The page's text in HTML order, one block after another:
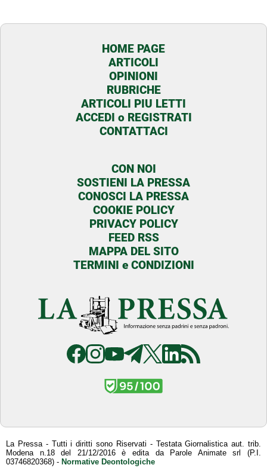
HOME PAGE
ARTICOLI
OPINIONI
RUBRICHE
ARTICOLI PIU LETTI
ACCEDI o REGISTRATI
CONTATTACI
CON NOI
SOSTIENI LA PRESSA
CONOSCI LA PRESSA
COOKIE POLICY
PRIVACY POLICY
FEED RSS
MAPPA DEL SITO
TERMINI e CONDIZIONI
La Pressa - Tutti i diritti sono Riservati - Testata Giornalistica aut. trib.
Modena n.18 del 21/12/2016 è edita da Parole Animate srl (P.I.
03746820368) - Normative Deontologiche